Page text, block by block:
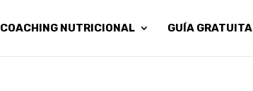
COACHING NUTRICIONAL GUÍA GRATUITA